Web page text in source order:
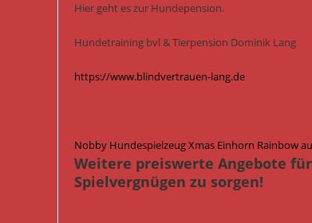
Hier geht es zur Hundepension.
Hundetraining bvl & Tierpension Dominik Lang
https://www.blindvertrauen-lang.de
Nobby Hundespielzeug Xmas Einhorn Rainbow
Weitere preiswerte Angebote
Spielvergnügen zu sorgen!